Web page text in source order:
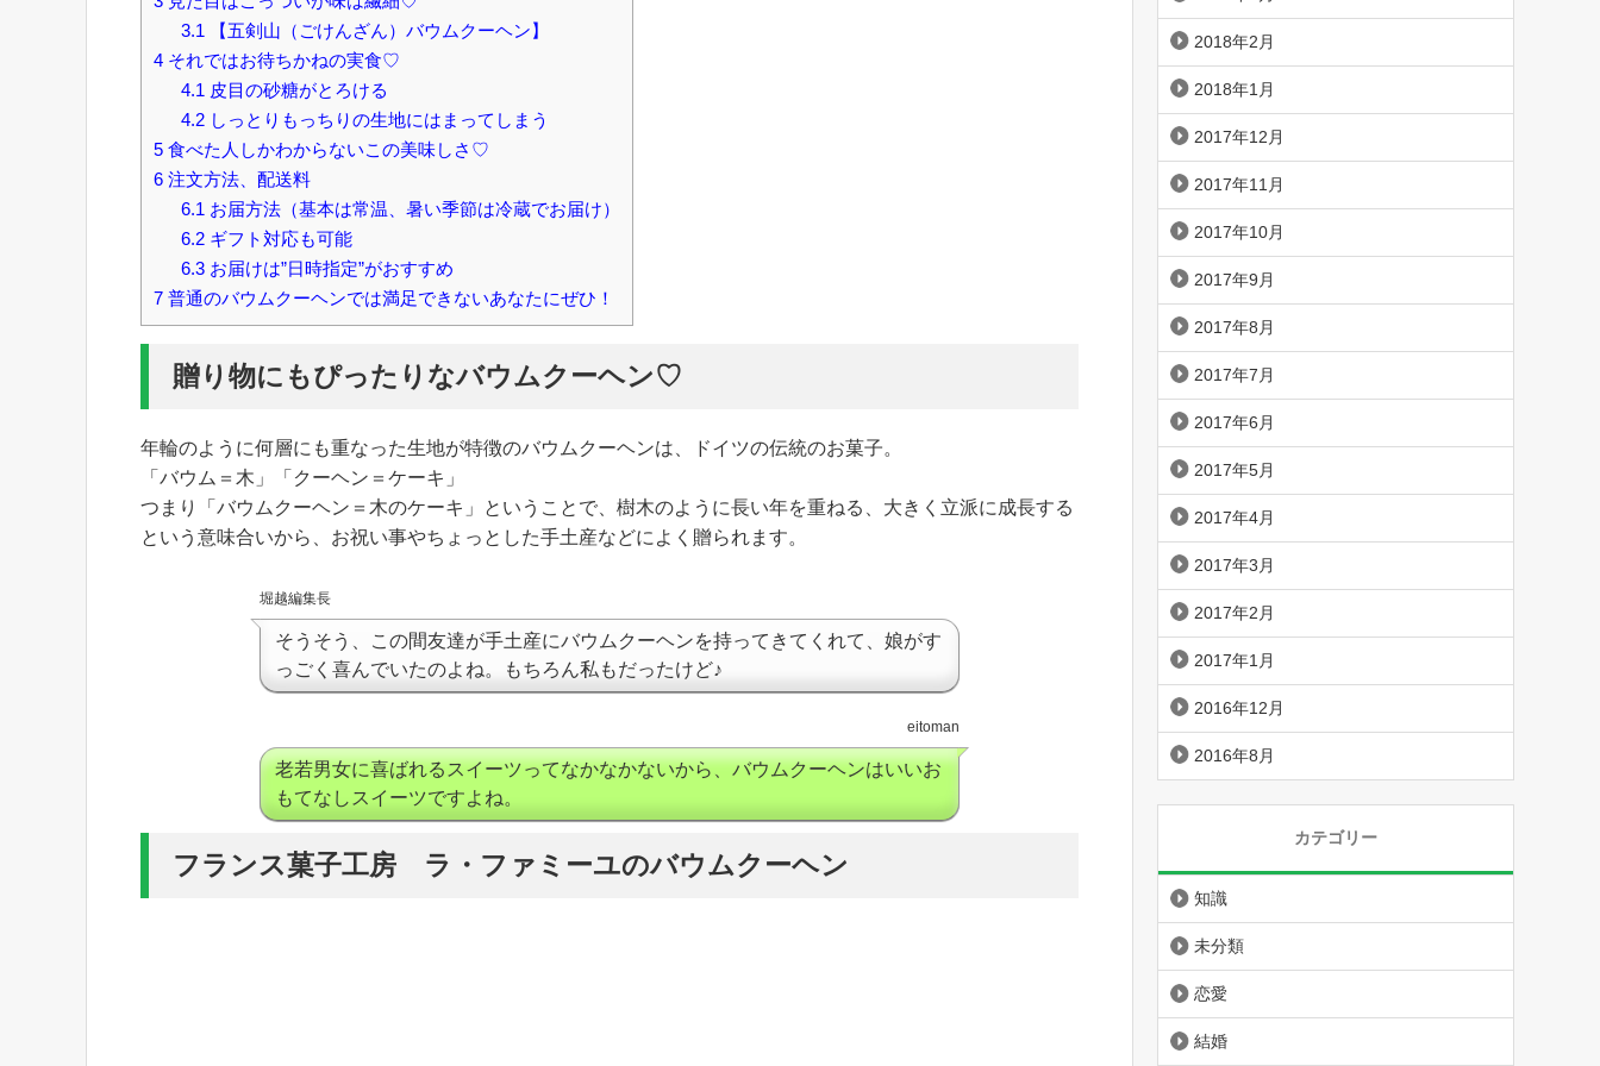
3.1 【五剣山（ごけんざん）バウムクーヘン】
4 それではお待ちかねの実食♡
4.1 皮目の砂糖がとろける
4.2しっとりもっちりの生地にはまってしまう
5 食べた人しかわからないこの美味しさ♡
6 注文方法、配送料
6.1 お届方法（基本は常温、暑い季節は冷蔵でお届け）
6.2ギフト対応も可能
6.3お届けは”日時指定”がおすすめ
7 普通のバウムクーヘンでは満足できないあなたにぜひ！
贈り物にもぴったりなバウムクーヘン♡
年輪のように何層にも重なった生地が特徴のバウムクーヘンは、ドイツの伝統のお菓子。
「バウム＝木」「クーヘン＝ケーキ」
つまり「バウムクーヘン＝木のケーキ」ということで、樹木のように長い年を重ねる、大きく立派に成長する
という意味合いから、お祝い事やちょっとした手土産などによく贈られます。
堀越編集長
そうそう、この間友達が手土産にバウムクーヘンを持ってきてくれて、娘がす
っごく喜んでいたのよね。もちろん私もだったけど♪
eitoman
老若男女に喜ばれるスイーツってなかなかないから、バウムクーヘンはいいお
もてなしスイーツですよね。
フランス菓子工房 ラ・ファミーユのバウムクーヘン
2018年2月
2018年1月
2017年12月
2017年11月
2017年10月
2017年9月
2017年8月
2017年7月
2017年6月
2017年5月
2017年4月
2017年3月
2017年2月
2017年1月
2016年12月
2016年8月
カテゴリー
知識
未分類
恋愛
結婚